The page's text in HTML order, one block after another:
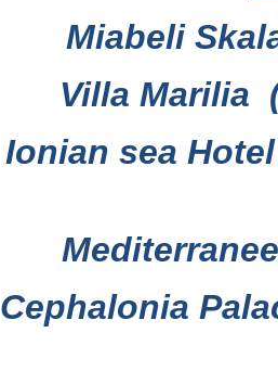
Miabeli
Villa Marilia
Ionian sea
Cephalonia